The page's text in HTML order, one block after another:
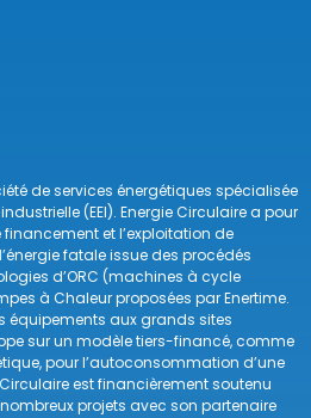
de services énergétiques spécialisée
(EEI). Energie Circulaire a pour
et l’exploitation de
fatale issue des procédés
d’ORC (machines à cycle
à Chaleur proposées par Enertime.
équipements aux grands sites
sur un modèle tiers-financé, comme
pour l’autoconsommation d’une
est financièrement soutenu
projets avec son partenaire